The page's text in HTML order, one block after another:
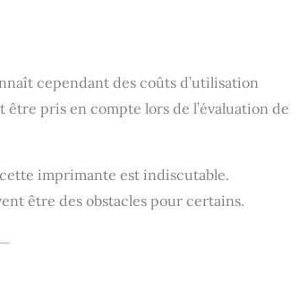
cependant des coûts d’utilisation
être pris en compte lors de l’évaluation de
imprimante est indiscutable.
être des obstacles pour certains.